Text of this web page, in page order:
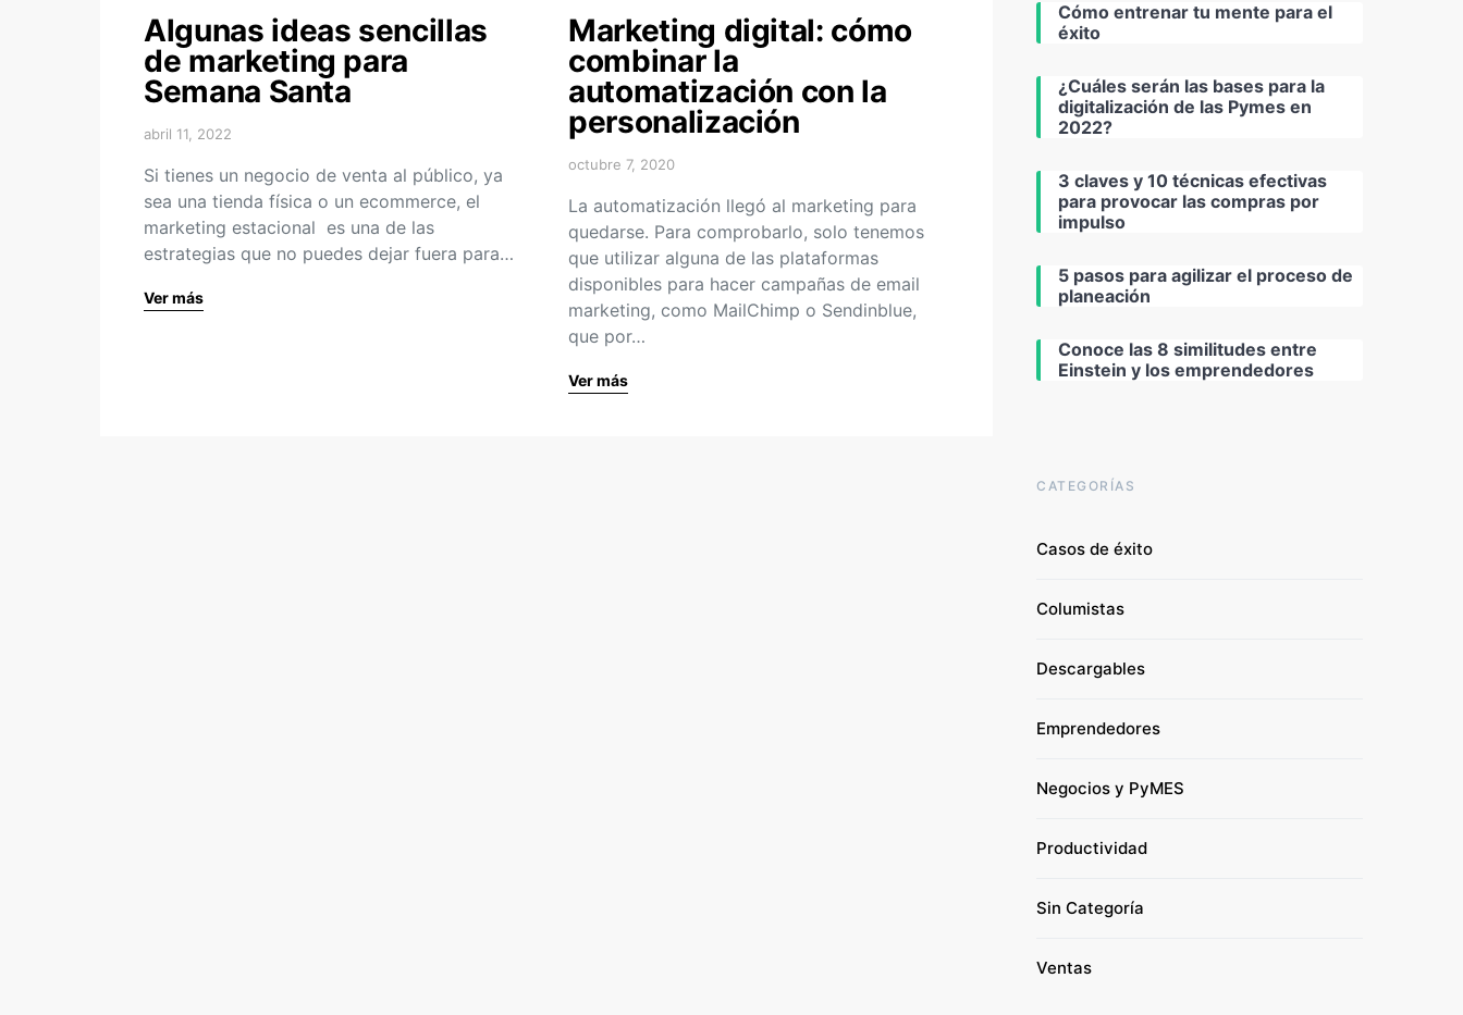
Algunas ideas sencillas
de marketing para
Semana Santa
abril 11, 2022
Si tienes un negocio de venta al público, ya
sea una tienda física o un ecommerce, el
marketing estacional es una de las
estrategias que no puedes dejar fuera para…
Ver más
Marketing digital: cómo
combinar la
automatización con la
personalización
octubre 7, 2020
La automatización llegó al marketing para
quedarse. Para comprobarlo, solo tenemos
que utilizar alguna de las plataformas
disponibles para hacer campañas de email
marketing, como MailChimp o Sendinblue,
que por…
Ver más
Cómo entrenar tu mente para el
éxito
¿Cuáles serán las bases para la
digitalización de las Pymes en
2022?
3 claves y 10 técnicas efectivas
para provocar las compras por
impulso
5 pasos para agilizar el proceso de
planeación
Conoce las 8 similitudes entre
Einstein y los emprendedores
CATEGORÍAS
Casos de éxito
Columistas
Descargables
Emprendedores
Negocios y PyMES
Productividad
Sin Categoría
Ventas